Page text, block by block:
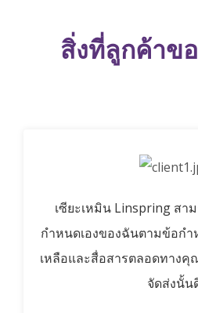
สิ่งที่ลูกค้าข
เซียะเหมิน Linspring สา
กำหนดเองของฉันตามข้อก
เหลือและสื่อสารตลอดทาง
จัดส่งนั้น